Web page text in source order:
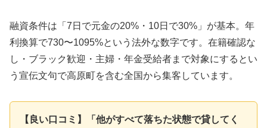
融資条件は「7日で元金の20%・10日で30%」が基本。年
利換算で730〜1095%という法外な数字です。在籍確認な
し・ブラック歓迎・主婦・年金受給者まで対象にするとい
う宣伝文句で高原町を含む全国から集客しています。
【良い口コミ】「他がすべて落ちた状態で貸してく